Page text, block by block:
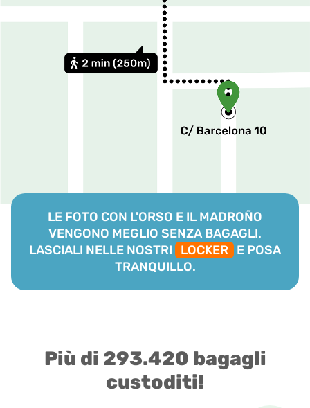
LE FOTO CON L'ORSO E IL MADROÑO
VENGONO MEGLIO SENZA BAGAGLI.
LASCIALI NELLE NOSTRI
LOCKER E POSA
TRANQUILLO.
Più di 293.420 bagagli
custoditi!